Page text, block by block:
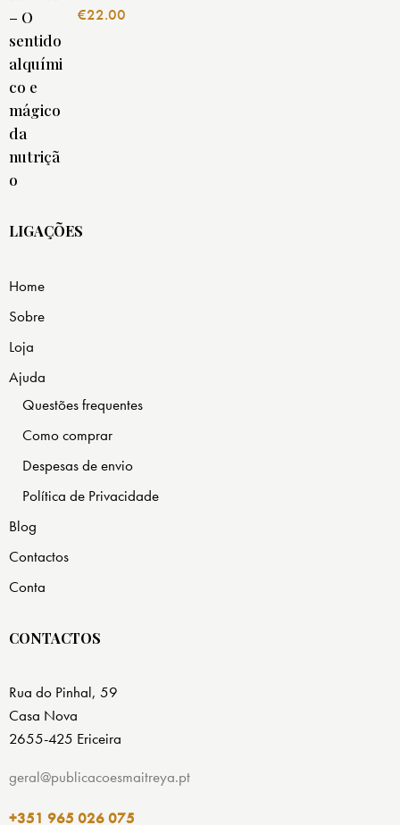
€22.00
LIGAÇÕES
Home
Sobre
Loja
Ajuda
Questões frequentes
Como comprar
Despesas de envio
Política de Privacidade
Blog
Contactos
Conta
CONTACTOS
Rua do Pinhal, 59
Casa Nova
2655-425 Ericeira
geral@publicacoesmaitreya.pt
+351 965 026 075